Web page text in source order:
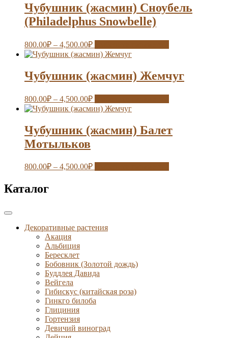
Чубушник (жасмин) Сноубель
(Philadelphus Snowbelle)
800.00₽ – 4,500.00₽
Чубушник (жасмин) Жемчуг
800.00₽ – 4,500.00₽
Чубушник (жасмин) Балет
Мотыльков
800.00₽ – 4,500.00₽
Каталог
Декоративные растения
Акация
Альбиция
Бересклет
Бобовник (Золотой дождь)
Буддлея Давида
Вейгела
Гибискус (китайская роза)
Гинкго билоба
Глициния
Гортензия
Девичий виноград